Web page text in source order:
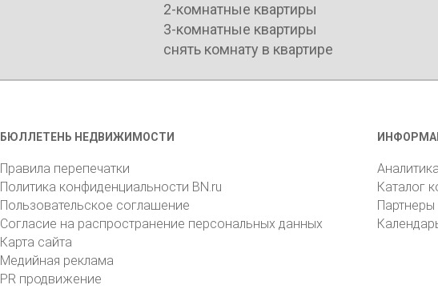
2-комнатные квартиры
3-комнатные квартиры
снять комнату в квартире
БЮЛЛЕТЕНЬ НЕДВИЖИМОСТИ
Правила перепечатки
Политика конфиденциальности BN.ru
Пользовательское соглашение
Согласие на распространение персональных данных
Карта сайта
Медийная реклама
PR продвижение
Каталог
Партнеры